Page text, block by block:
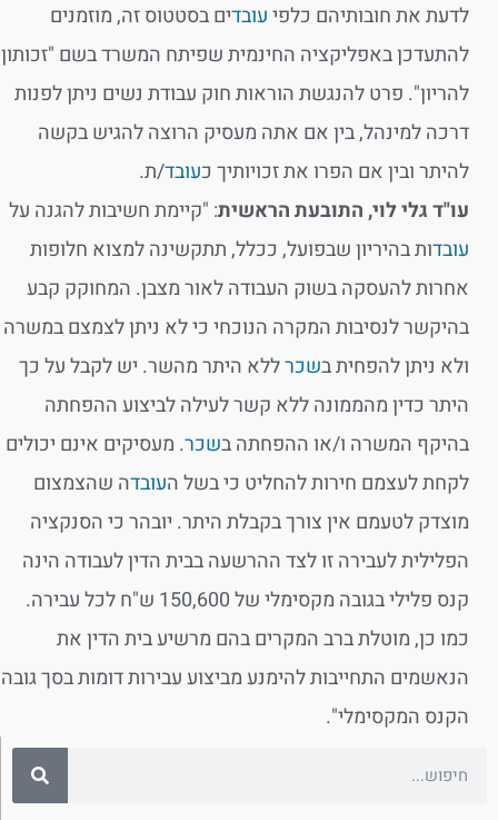
לדעת את חובותיהם כלפיעובדים בסטטוס זה, מוזמנים
להתעדכן באפליקציה החינמית שפיתח המשרד בשם "זכותון
להריון". פרט להנגשת הוראות חוק עבודת נשים ניתן לפנות
דרכה למינהל, בין אם אתה מעסיק הרוצה להגיש בקשה
להיתר ובין אם הפרו את זכויותיך כעובד/ת.
עו"ד גלי לוי, התובעת הראשית: "קיימת חשיבות להגנה על
עובדות בהיריון שבפועל, ככלל, תתקשינה למצוא חלופות
אחרות להעסקה בשוק העבודה לאור מצבן. המחוקק קבע
בהיקשר לנסיבות המקרה הנוכחי כי לא ניתן לצמצם במשרה
ולא ניתן להפחית בשכרללא היתר מהשר. יש לקבל על כך
היתר כדין מהממונה ללא קשר לעילה לביצוע ההפחתה
בהיקף המשרה ו/או ההפחתה בשכר. מעסיקים אינם יכולים
לקחת לעצמם חירות להחליט כי בשל העובדה שהצמצום
מוצדק לטעמם אין צורך בקבלת היתר. יובהר כי הסנקציה
הפלילית לעבירה זו לצד ההרשעה בבית הדין לעבודה הינה
קנס פלילי בגובה מקסימלי של 150,600 ש"ח לכל עבירה.
כמו כן, מוטלת ברב המקרים בהם מרשיע בית הדין את
הנאשמים התחייבות להימנע מביצוע עבירות דומות בסך גובה
הקנס המקסימלי".